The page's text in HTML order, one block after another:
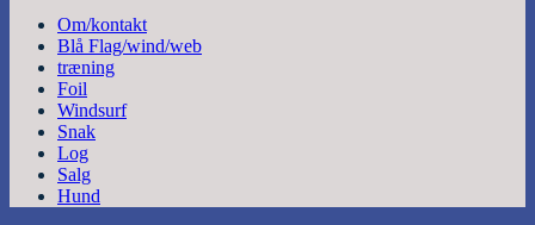
Om/kontakt
Blå Flag/wind/web
træning
Foil
Windsurf
Snak
Log
Salg
Hund